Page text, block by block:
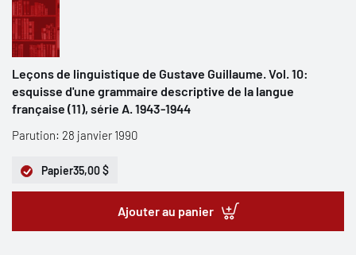
Leçons de linguistique de Gustave Guillaume. Vol. 10:
esquisse d'une grammaire descriptive de la langue
française (11), série A. 1943-1944
Parution: 28 janvier 1990
Papier35,00 $
Ajouter au panier